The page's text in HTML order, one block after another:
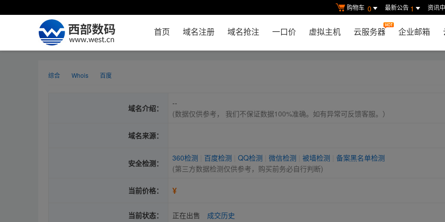
购物车 0 最新公告 1 资讯
首页 域名注册 域名抢注 一口价 虚拟主机 云服务器 企业邮箱
综合 Whois 百度
域名介绍：
--
(数据仅供参考， 我们不保证数据100%准确。如有异常可反馈客服。）
域名来源：
安全检测：
360检测 百度检测 QQ检测 微信检测 被墙检测
备案黑名单检测
(第三方数据检测仅供参考，购买前务必自行判断)
当前价格： ¥
当前状态： 正在出售 成交历史